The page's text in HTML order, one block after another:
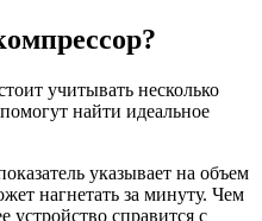
учитывать несколько
найти идеальное
указывает на объем
нагнетать за минуту. Чем
устройство справится с